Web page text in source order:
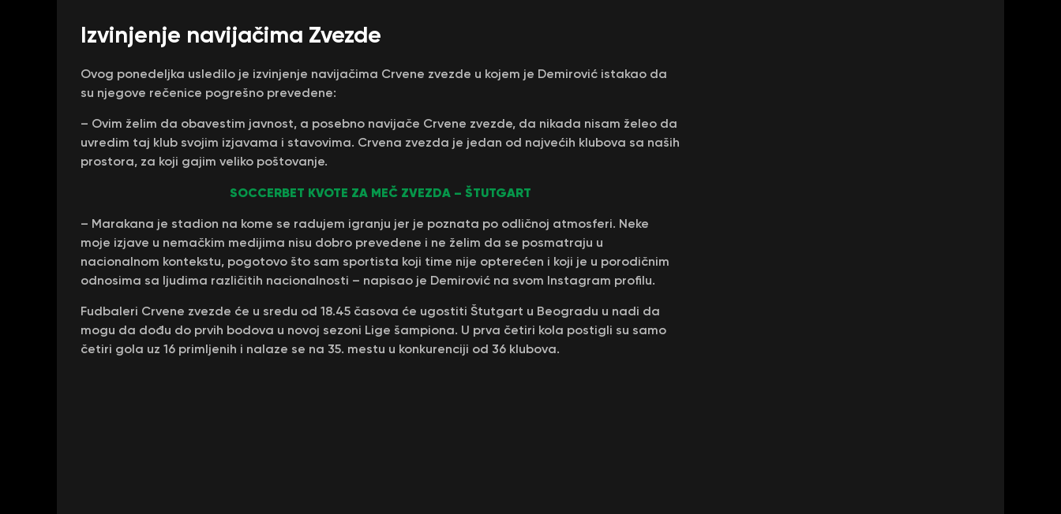
Izvinjenje navijačima Zvezde
Ovog ponedeljka usledilo je izvinjenje navijačima Crvene zvezde u kojem je Demirović istakao da
su njegove rečenice pogrešno prevedene:
– Ovim želim da obavestim javnost, a posebno navijače Crvene zvezde, da nikada nisam želeo da
uvredim taj klub svojim izjavama i stavovima. Crvena zvezda je jedan od najvećih klubova sa naših
prostora, za koji gajim veliko poštovanje.
SOCCERBET KVOTE ZA MEČ ZVEZDA – ŠTUTGART
– Marakana je stadion na kome se radujem igranju jer je poznata po odličnoj atmosferi. Neke
moje izjave u nemačkim medijima nisu dobro prevedene i ne želim da se posmatraju u
nacionalnom kontekstu, pogotovo što sam sportista koji time nije opterećen i koji je u porodičnim
odnosima sa ljudima različitih nacionalnosti – napisao je Demirović na svom Instagram profilu.
Fudbaleri Crvene zvezde će u sredu od 18.45 časova će ugostiti Štutgart u Beogradu u nadi da
mogu da dođu do prvih bodova u novoj sezoni Lige šampiona. U prva četiri kola postigli su samo
četiri gola uz 16 primljenih i nalaze se na 35. mestu u konkurenciji od 36 klubova.